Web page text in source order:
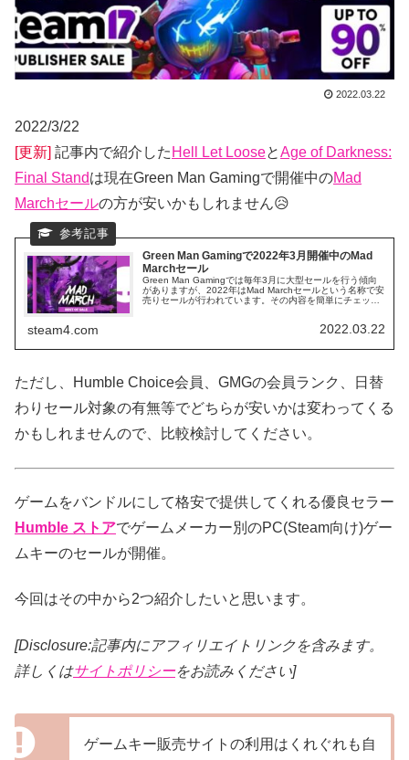
2022.03.22
2022/3/22
[更新] 記事内で紹介した Hell Let LooseとAge of Darkness:
Final Standは現在Green Man Gamingで開催中のMad
Marchセールの方が安いかもしれません😥
Green Man Gamingで2022年3月開催中のMad
Marchセール
Green Man Gamingでは毎年3月に大型セールを行う傾向
がありますが、2022年はMad Marchセールという名称で安
売りセールが行われています。その内容を簡単にチェック
steam4.com 2022.03.22
ただし、Humble Choice会員、GMGの会員ランク、日替
わりセール対象の有無等でどちらが安いかは変わってくる
かもしれませんので、比較検討してください。
ゲームをバンドルにして格安で提供してくれる優良セラー
Humble ストアでゲームメーカー別のPC(Steam向け)ゲー
ムキーのセールが開催。
今回はその中から2つ紹介したいと思います。
[Disclosure:記事内にアフィリエイトリンクを含みます。
詳しくはサイトポリシーをお読みください]
ゲームキー販売サイトの利用はくれぐれも自